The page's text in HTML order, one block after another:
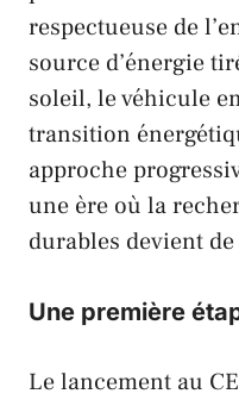
respectueuse de
source d’énergie
soleil, le véhicule
transition
approche
une ère où la
durables devient
Une première
Le lancement au